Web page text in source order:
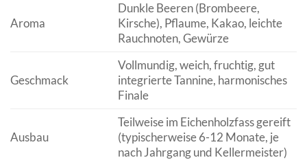
Aroma
Dunkle Beeren (Brombeere,
Kirsche), Pflaume, Kakao, leichte
Rauchnoten, Gewürze
Geschmack
Vollmundig, weich, fruchtig, gut
integrierte Tannine, harmonisches
Finale
Ausbau
Teilweise im Eichenholzfass gereift
(typischerweise 6-12 Monate, je
nach Jahrgang und Kellermeister)